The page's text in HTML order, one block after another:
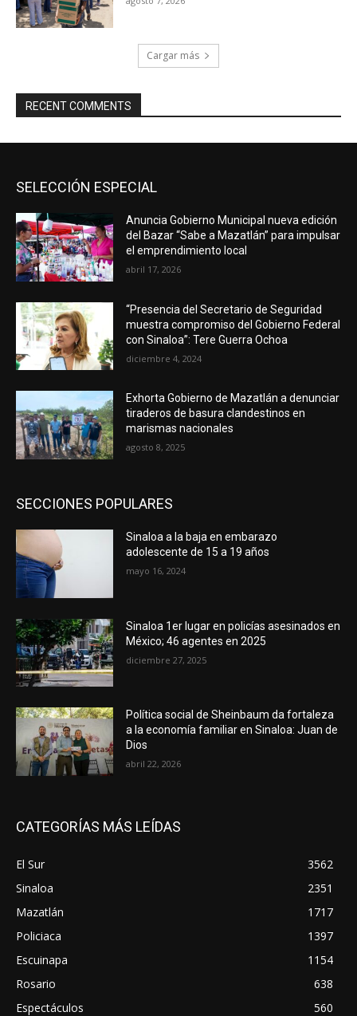
Cargar más
RECENT COMMENTS
SELECCIÓN ESPECIAL
Anuncia Gobierno Municipal nueva edición
del Bazar “Sabe a Mazatlán” para impulsar
el emprendimiento local
abril 17, 2026
“Presencia del Secretario de Seguridad
muestra compromiso del Gobierno Federal
con Sinaloa”: Tere Guerra Ochoa
diciembre 4, 2024
Exhorta Gobierno de Mazatlán a denunciar
tiraderos de basura clandestinos en
marismas nacionales
agosto 8, 2025
SECCIONES POPULARES
Sinaloa a la baja en embarazo
adolescente de 15 a 19 años
mayo 16, 2024
Sinaloa 1er lugar en policías asesinados en
México; 46 agentes en 2025
diciembre 27, 2025
Política social de Sheinbaum da fortaleza
a la economía familiar en Sinaloa: Juan de
Dios
abril 22, 2026
CATEGORÍAS MÁS LEÍDAS
El Sur
3562
Sinaloa
2351
Mazatlán
1717
Policiaca
1397
Escuinapa
1154
Rosario
638
Espectáculos
560